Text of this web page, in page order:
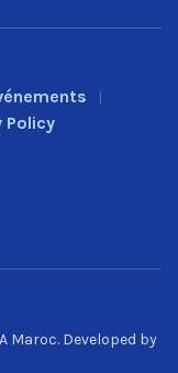
Policy
Maroc. Developed by